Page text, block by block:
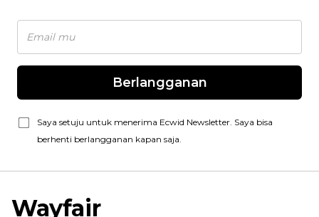
Berlangganan
Saya setuju untuk menerima Ecwid Newsletter. Saya bisa
berhenti berlangganan kapan saja.
Wayfair